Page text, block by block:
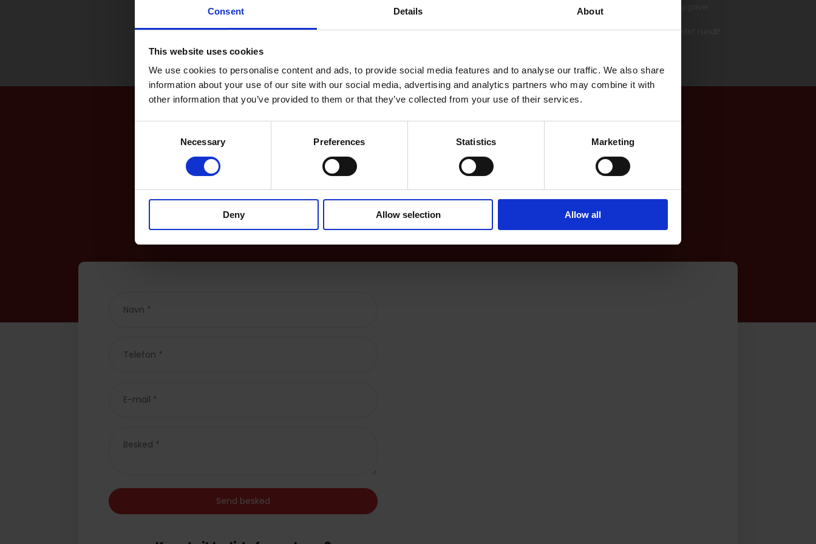
Consent Details About
This website uses cookies
We use cookies to personalise content and ads, to provide social media features and to analyse our traffic. We also share
information about your use of our site with our social media, advertising and analytics partners who may combine it with
other information that you’ve provided to them or that they’ve collected from your use of their services.
Necessary Preferences Statistics Marketing
Deny Allow selection Allow all
hvis du har nogen spørgsmål, eller hvis du vil have en pris på din opgave.
Vi er på pletten med natdistribution året rundt, døgnet rundt og landet rundt!​
Kontakt os - nemt og hurtigt
formularen herunder. Vi glæder os til at høre fra dig.